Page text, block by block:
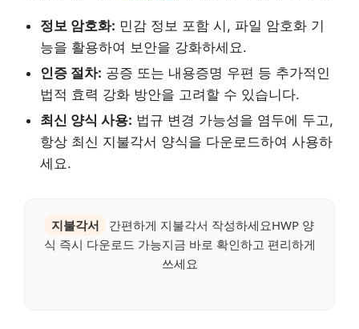
정보 암호화: 민감 정보 포함 시, 파일 암호화 기
능을 활용하여 보안을 강화하세요.
인증 절차: 공증 또는 내용증명 우편 등 추가적인
법적 효력 강화 방안을 고려할 수 있습니다.
최신 양식 사용: 법규 변경 가능성을 염두에 두고,
항상 최신 지불각서 양식을 다운로드하여 사용하
세요.
지불각서
간편하게 지불각서 작성하세요HWP 양
식 즉시 다운로드 가능지금 바로 확인하고 편리하게
쓰세요